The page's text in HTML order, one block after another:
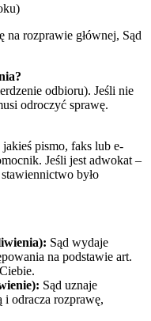
rozprawie głównej, Sąd
odbioru). Jeśli nie
odroczyć sprawę.
jakieś pismo, faks lub e-
Jeśli jest adwokat –
było
Sąd wydaje
na podstawie art.
Sąd uznaje
i odracza rozprawę,